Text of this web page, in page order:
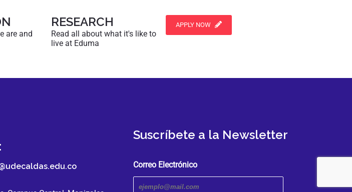
are and
RESEARCH
Read all about what it's like to
live at Eduma
APPLY NOW
Suscríbete a la Newsletter
Correo Electrónico